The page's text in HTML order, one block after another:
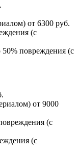
от 6300 руб.
(с
повреждения (с
от 9000
(с
(с